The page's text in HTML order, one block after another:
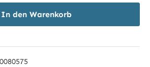
In den Warenkorb